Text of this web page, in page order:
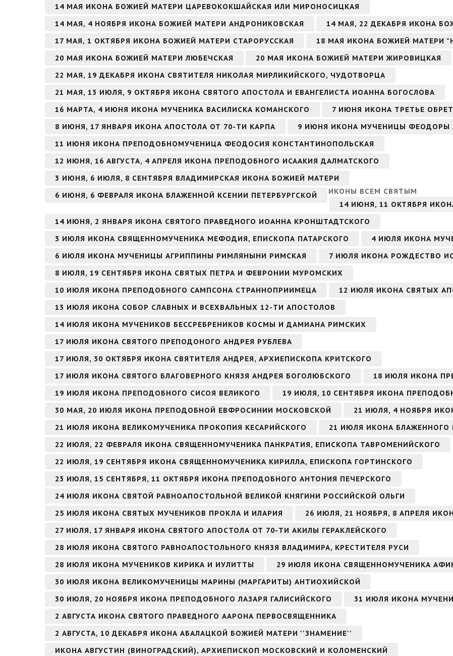
14 МАЯ ИКОНА БОЖИЕЙ МАТЕРИ ЦАРЕВОКОКШАЙСКАЯ ИЛИ МИРОНОСИЦКАЯ
14 МАЯ, 4 НОЯБРЯ ИКОНА БОЖИЕЙ МАТЕРИ АНДРОНИКОВСКАЯ
14 МАЯ, 22 ДЕКАБРЯ ИКОНА
17 МАЯ, 1 ОКТЯБРЯ ИКОНА БОЖИЕЙ МАТЕРИ СТАРОРУССКАЯ
18 МАЯ ИКОНА БОЖИЕЙ МАТЕРИ
20 МАЯ ИКОНА БОЖИЕЙ МАТЕРИ ЛЮБЕЧСКАЯ
20 МАЯ ИКОНА БОЖИЕЙ МАТЕРИ ЖИРОВИЦКАЯ
22 МАЯ, 19 ДЕКАБРЯ ИКОНА СВЯТИТЕЛЯ НИКОЛАЯ МИРЛИКИЙСКОГО, ЧУДОТВОРЦА
21 МАЯ, 13 ИЮЛЯ, 9 ОКТЯБРЯ ИКОНА СВЯТОГО АПОСТОЛА И ЕВАНГЕЛИСТА ИОАННА БОГОСЛОВА
16 МАРТА, 4 ИЮНЯ ИКОНА МУЧЕНИКА ВАСИЛИСКА КОМАНСКОГО
7 ИЮНЯ ИКОНА ТРЕТЬЕ
8 ИЮНЯ, 17 ЯНВАРЯ ИКОНА АПОСТОЛА ОТ 70-ТИ КАРПА
9 ИЮНЯ ИКОНА МУЧЕНИЦЫ ФЕОДОРЫ
11 ИЮНЯ ИКОНА ПРЕПОДОБНОМУЧЕНИЦА ФЕОДОСИЯ КОНСТАНТИНОПОЛЬСКАЯ
12 ИЮНЯ, 16 АВГУСТА, 4 АПРЕЛЯ ИКОНА ПРЕПОДОБНОГО ИСААКИЯ ДАЛМАТСКОГО
3 ИЮНЯ, 6 ИЮЛЯ, 8 СЕНТЯБРЯ ВЛАДИМИРСКАЯ ИКОНА БОЖИЕЙ МАТЕРИ
6 ИЮНЯ, 6 ФЕВРАЛЯ ИКОНА БЛАЖЕННОЙ КСЕНИИ ПЕТЕРБУРГСКОЙ
ИКОНЫ ВСЕМ СВЯТЫМ
14 ИЮНЯ, 11 ОКТЯБРЯ
14 ИЮНЯ, 2 ЯНВАРЯ ИКОНА СВЯТОГО ПРАВЕДНОГО ИОАННА КРОНШТАДТСКОГО
3 ИЮЛЯ ИКОНА СВЯЩЕННОМУЧЕНИКА МЕФОДИЯ, ЕПИСКОПА ПАТАРСКОГО
4 ИЮЛЯ ИКОНА
6 ИЮЛЯ ИКОНА МУЧЕНИЦЫ АГРИППИНЫ РИМЛЯНЫНИ РИМСКАЯ
7 ИЮЛЯ ИКОНА РОЖДЕСТВО
8 ИЮЛЯ, 19 СЕНТЯБРЯ ИКОНА СВЯТЫХ ПЕТРА И ФЕВРОНИИ МУРОМСКИХ
10 ИЮЛЯ ИКОНА ПРЕПОДОБНОГО САМПСОНА СТРАННОПРИИМЕЦА
12 ИЮЛЯ ИКОНА СВЯТЫХ
13 ИЮЛЯ ИКОНА СОБОР СЛАВНЫХ И ВСЕХВАЛЬНЫХ 12-ТИ АПОСТОЛОВ
14 ИЮЛЯ ИКОНА МУЧЕНИКОВ БЕССРЕБРЕНИКОВ КОСМЫ И ДАМИАНА РИМСКИХ
17 ИЮЛЯ ИКОНА СВЯТОГО ПРЕПОДОНОГО АНДРЕЯ РУБЛЕВА
17 ИЮЛЯ, 30 ОКТЯБРЯ ИКОНА СВЯТИТЕЛЯ АНДРЕЯ, АРХИЕПИСКОПА КРИТСКОГО
17 ИЮЛЯ ИКОНА СВЯТОГО БЛАГОВЕРНОГО КНЯЗЯ АНДРЕЯ БОГОЛЮБСКОГО
18 ИЮЛЯ ИКОНА
19 ИЮЛЯ ИКОНА ПРЕПОДОБНОГО СИСОЯ ВЕЛИКОГО
19 ИЮЛЯ, 10 СЕНТЯБРЯ ИКОНА
30 МАЯ, 20 ИЮЛЯ ИКОНА ПРЕПОДОБНОЙ ЕВФРОСИНИИ МОСКОВСКОЙ
21 ИЮЛЯ, 4 НОЯБРЯ
21 ИЮЛЯ ИКОНА ВЕЛИКОМУЧЕНИКА ПРОКОПИЯ КЕСАРИЙСКОГО
21 ИЮЛЯ ИКОНА
22 ИЮЛЯ, 22 ФЕВРАЛЯ ИКОНА СВЯЩЕННОМУЧЕНИКА ПАНКРАТИЯ, ЕПИСКОПА ТАВРОМЕНИЙСКОГО
22 ИЮЛЯ, 19 СЕНТЯБРЯ ИКОНА СВЯЩЕННОМУЧЕНИКА КИРИЛЛА, ЕПИСКОПА ГОРТИНСКОГО
23 ИЮЛЯ, 15 СЕНТЯБРЯ, 11 ОКТЯБРЯ ИКОНА ПРЕПОДОБНОГО АНТОНИЯ ПЕЧЕРСКОГО
24 ИЮЛЯ ИКОНА СВЯТОЙ РАВНОАПОСТОЛЬНОЙ ВЕЛИКОЙ КНЯГИНИ РОССИЙСКОЙ ОЛЬГИ
25 ИЮЛЯ ИКОНА СВЯТЫХ МУЧЕНИКОВ ПРОКЛА И ИЛАРИЯ
26 ИЮЛЯ, 21 НОЯБРЯ, 8 АПРЕЛЯ
27 ИЮЛЯ, 17 ЯНВАРЯ ИКОНА СВЯТОГО АПОСТОЛА ОТ 70-ТИ АКИЛЫ ГЕРАКЛЕЙСКОГО
28 ИЮЛЯ ИКОНА СВЯТОГО РАВНОАПОСТОЛЬНОГО КНЯЗЯ ВЛАДИМИРА, КРЕСТИТЕЛЯ РУСИ
28 ИЮЛЯ ИКОНА МУЧЕНИКОВ КИРИКА И ИУЛИТТЫ
29 ИЮЛЯ ИКОНА СВЯЩЕННОМУЧЕНИКА
30 ИЮЛЯ ИКОНА ВЕЛИКОМУЧЕНИЦЫ МАРИНЫ (МАРГАРИТЫ) АНТИОХИЙСКОЙ
30 ИЮЛЯ, 20 НОЯБРЯ ИКОНА ПРЕПОДОБНОГО ЛАЗАРЯ ГАЛИСИЙСКОГО
31 ИЮЛЯ ИКОНА
2 АВГУСТА ИКОНА СВЯТОГО ПРАВЕДНОГО ААРОНА ПЕРВОСВЯЩЕННИКА
2 АВГУСТА, 10 ДЕКАБРЯ ИКОНА АБАЛАЦКОЙ БОЖИЕЙ МАТЕРИ ''ЗНАМЕНИЕ''
ИКОНА АВГУСТИН (ВИНОГРАДСКИЙ), АРХИЕПИСКОП МОСКОВСКИЙ И КОЛОМЕНСКИЙ